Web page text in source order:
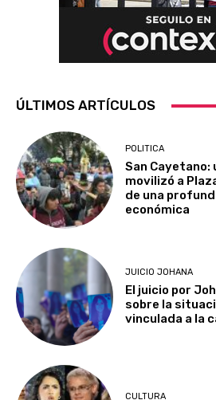
ÚLTIMOS ARTÍCULOS
POLITICA
San
movilizó a
de una
económica
JUICIO JOHANA
El juicio por
sobre la
vinculada a la
CULTURA